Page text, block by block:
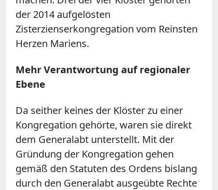
der 2014 aufgelösten
Zisterzienserkongregation vom Reinsten
Herzen Mariens.
Mehr Verantwortung auf regionaler
Ebene
Da seither keines der Klöster zu einer
Kongregation gehörte, waren sie direkt
dem Generalabt unterstellt. Mit der
Gründung der Kongregation gehen
gemäß den Statuten des Ordens bislang
durch den Generalabt ausgeübte Rechte